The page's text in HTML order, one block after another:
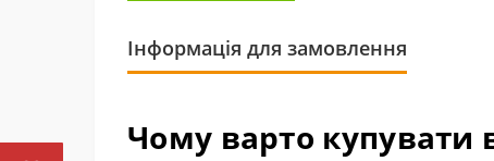
Інформація для замовлення
Чому варто купувати